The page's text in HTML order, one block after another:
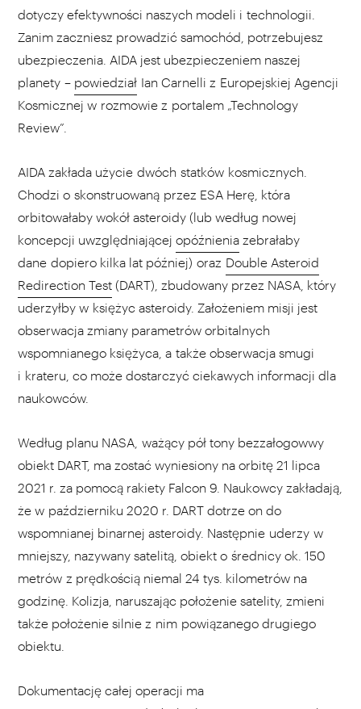
dotyczy efektywności naszych modeli i technologii.
Zanim zaczniesz prowadzić samochód, potrzebujesz
ubezpieczenia. AIDA jest ubezpieczeniem naszej
planety – powiedział Ian Carnelli z Europejskiej Agencji
Kosmicznej w rozmowie z portalem „Technology
Review”.
AIDA zakłada użycie dwóch statków kosmicznych.
Chodzi o skonstruowaną przez ESA Herę, która
orbitowałaby wokół asteroidy (lub według nowej
koncepcji uwzględniającej opóźnienia zebrałaby
dane dopiero kilka lat później) oraz Double Asteroid
Redirection Test (DART), zbudowany przez NASA, który
uderzyłby w księżyc asteroidy. Założeniem misji jest
obserwacja zmiany parametrów orbitalnych
wspomnianego księżyca, a także obserwacja smugi
i krateru, co może dostarczyć ciekawych informacji dla
naukowców.
Według planu NASA, ważący pół tony bezzałogowwy
obiekt DART, ma zostać wyniesiony na orbitę 21 lipca
2021 r. za pomocą rakiety Falcon 9. Naukowcy zakładają,
że w październiku 2020 r. DART dotrze on do
wspomnianej binarnej asteroidy. Następnie uderzy w
mniejszy, nazywany satelitą, obiekt o średnicy ok. 150
metrów z prędkością niemal 24 tys. kilometrów na
godzinę. Kolizja, naruszając położenie satelity, zmieni
także położenie silnie z nim powiązanego drugiego
obiektu.
Dokumentację całej operacji ma